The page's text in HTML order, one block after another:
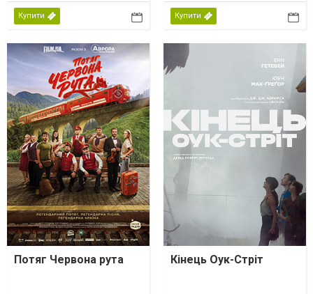
Купити Купити
Потяг Червона рута Кінець Оук-Стріт